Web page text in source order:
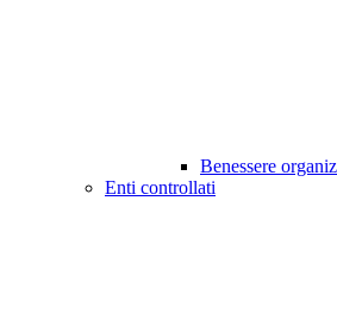
Benessere
Enti controllati